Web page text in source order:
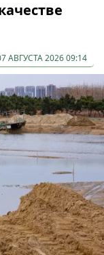
АВГУСТА 2026 09:14